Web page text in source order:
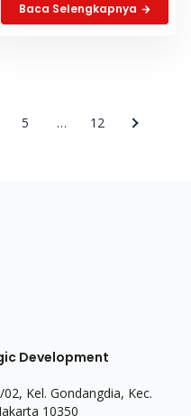
Baca Selengkapnya
5 … 12
Development
Kel. Gondangdia, Kec.
10350